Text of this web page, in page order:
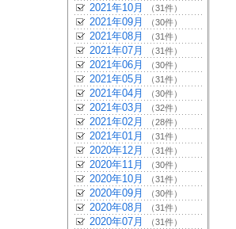
2021年10月 （31件）
2021年09月 （30件）
2021年08月 （31件）
2021年07月 （31件）
2021年06月 （30件）
2021年05月 （31件）
2021年04月 （30件）
2021年03月 （32件）
2021年02月 （28件）
2021年01月 （31件）
2020年12月 （31件）
2020年11月 （30件）
2020年10月 （31件）
2020年09月 （30件）
2020年08月 （31件）
2020年07月 （31件）